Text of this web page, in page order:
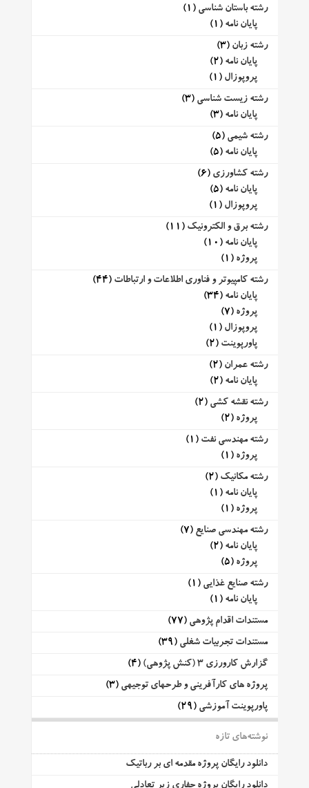
رشته باستان شناسی (1)
پایان نامه (1)
رشته زبان (3)
پایان نامه (2)
پروپوزال (1)
رشته زیست شناسی (3)
پایان نامه (3)
رشته شیمی (5)
پایان نامه (5)
رشته کشاورزی (6)
پایان نامه (5)
پروپوزال (1)
رشته برق و الکترونیک (11)
پایان نامه (10)
پروژه (1)
رشته کامپیوتر و فناوری اطلاعات و ارتباطات (44)
پایان نامه (34)
پروژه (7)
پروپوزال (1)
پاورپوینت (2)
رشته عمران (2)
پایان نامه (2)
رشته نقشه کشی (2)
پروژه (2)
رشته مهندسی نفت (1)
پروژه (1)
رشته مکانیک (2)
پایان نامه (1)
پروژه (1)
رشته مهندسی صنایع (7)
پایان نامه (2)
پروژه (5)
رشته صنایع غذایی (1)
پایان نامه (1)
مستندات اقدام پژوهی (77)
مستندات تجربیات شغلی (39)
گزارش کارورزی 3 (کنش پژوهی)
(4)
پروژه های کارآفرینی و طرحهای توجیهی (3)
پاورپوینت آموزشی (29)
نوشته‌های تازه
دانلود رایگان پروژه مقدمه ای بر رباتیک
دانلود رایگان پروژه حفاری زیر تعادلی